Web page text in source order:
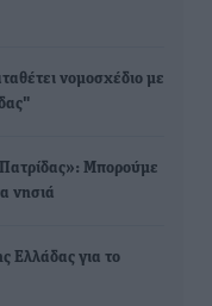
νομοσχέδιο με
Πατρίδας»: Μπορούμε
νησιά
Ελλάδας για το